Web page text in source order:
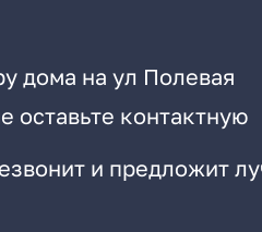
дома на ул Полевая
оставьте контактную
и предложит